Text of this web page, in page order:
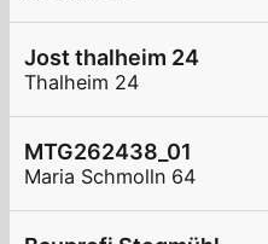
Jost thalheim 24
Thalheim 24
MTG262438_01
Maria Schmolln 64